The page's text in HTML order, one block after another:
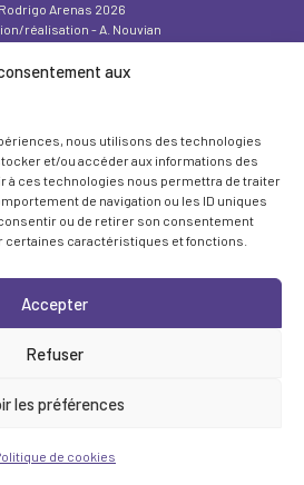
aux
nous utilisons des technologies
et/ou accéder aux informations des
à ces technologies nous permettra de traiter
de navigation ou les ID uniques
ou de retirer son consentement
certaines caractéristiques et fonctions.
Accepter
Refuser
les préférences
de cookies
Arenas 2026
réalisation - A. Nouvian